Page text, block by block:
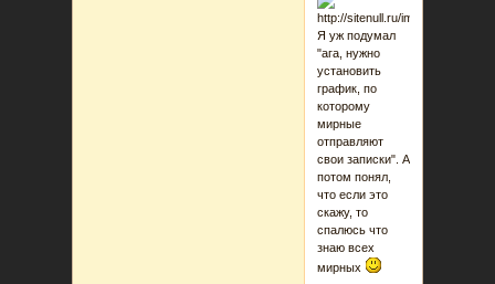
Я уж подумал
"ага, нужно
установить
график, по
которому
мирные
отправляют
свои записки". А
потом понял,
что если это
скажу, то
спалюсь что
знаю всех
мирных